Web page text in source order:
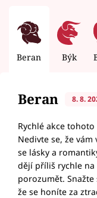
Beran Býk
Beran 8. 8.
Rychlé akce
Nedivte se, že
se lásky a
dějí příliš rychle
porozumět.
že se honíte za